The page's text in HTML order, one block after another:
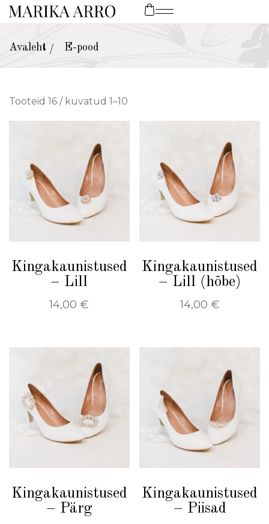
Avaleht / E-pood
Tooteid 16 / kuvatud 1–10
Kingakaunistused
– Lill
14,00 €
Kingakaunistused
– Lill (hõbe)
14,00 €
Kingakaunistused
– Pärg
Kingakaunistused
– Piisad